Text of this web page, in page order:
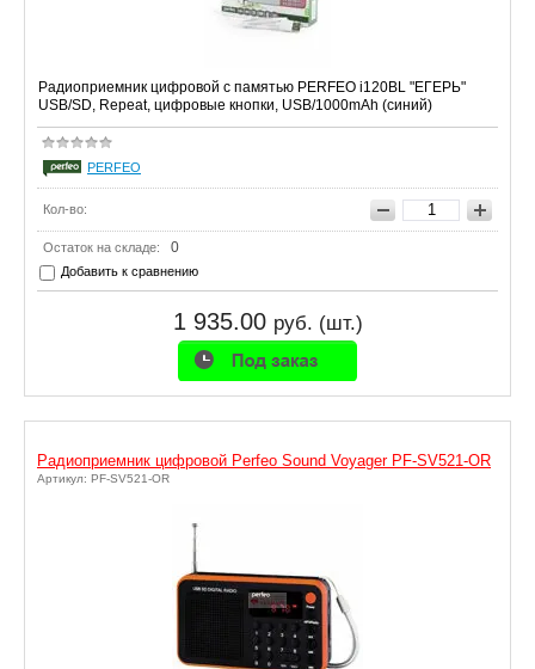
Радиоприемник цифровой с памятью PERFEO i120BL "ЕГЕРЬ"
USB/SD, Repeat, цифровые кнопки, USB/1000mAh (синий)
PERFEO
Кол-во:
Остаток на складе: 0
Добавить к сравнению
1 935.00 руб. (шт.)
Радиоприемник цифровой Perfeo Sound Voyager PF-SV521-OR
Артикул: PF-SV521-OR